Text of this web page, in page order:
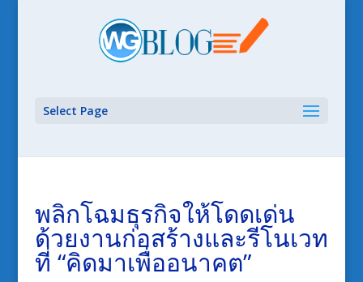
Select Page
พลิกโฉมธุรกิจให้โดดเด่น
ด้วยงานก่อสร้างและรีโนเวท
ที่ “คิดมาเพื่ออนาคต”